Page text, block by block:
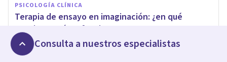
PSICOLOGÍA CLÍNICA
Terapia de ensayo en imaginación: ¿en qué
consiste y cómo funciona?
Laura Ruiz Mitjana
Consulta a nuestros especialistas